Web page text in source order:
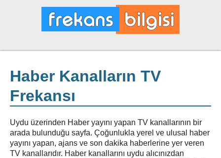
Haber Kanalların TV
Frekansı
Uydu üzerinden Haber yayını yapan TV kanallarının bir
arada bulunduğu sayfa. Çoğunlukla yerel ve ulusal haber
yayını yapan, ajans ve son dakika haberlerine yer veren
TV kanallarıdır. Haber kanallarını uydu alıcınızdan